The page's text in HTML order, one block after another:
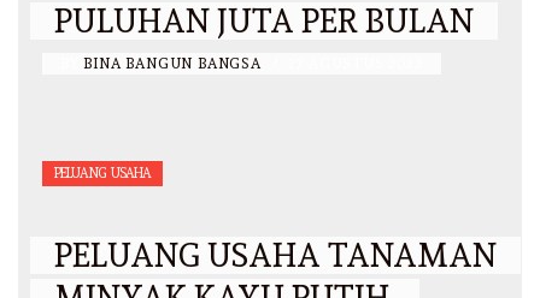
PULUHAN JUTA PER BULAN
BINA BANGUN BANGSA
PELUANG USAHA
PELUANG USAHA TANAMAN